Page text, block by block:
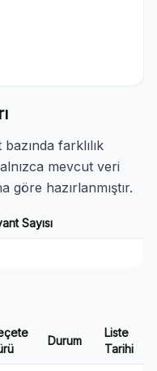
farklılık
mevcut veri
göre hazırlanmıştır.
Sayısı
Durum
Liste
Tarihi